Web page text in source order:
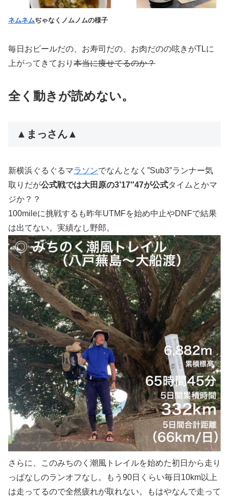
ネムネムぢゃなくノムノムの様子
毎日おビールだの、お寿司だの、お肉だのの呟きがTLに
上がってきており 本当に痩せてるのか？
全く動きが読めない。
▲まっさん▲
新横浜ぐるぐるマラソンでなんとなく”Sub3″ランナー気
取りだが公式戦では大田原の3’17″47が公式タイムとかマ
ジか？？
100mileに挑戦するも昨年UTMFを始め中止やDNFで結果
は出てない。実績なし野郎。
さらに、このみちのく潮風トレイルを始めた初日から走り
っぱなしのランオフなし。もう90日くらい毎日10km以上
は走ってるので全然疲れが取れない。もはやなんで走って